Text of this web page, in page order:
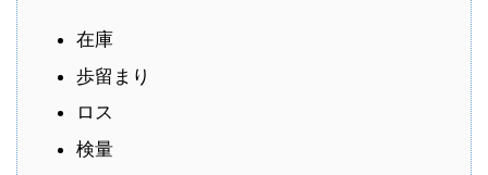
在庫
歩留まり
ロス
検量